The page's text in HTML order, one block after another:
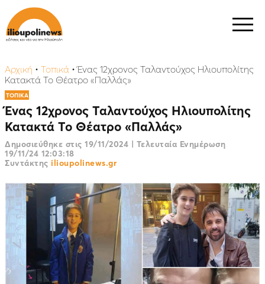
Αρχική • Τοπικά •Ένας 12χρονος Ταλαντούχος Ηλιουπολίτης
Κατακτά Το Θέατρο «Παλλάς»
ΤΟΠΙΚΑ
Ένας 12χρονος Ταλαντούχος Ηλιουπολίτης
Κατακτά Το Θέατρο «Παλλάς»
Δημοσιεύθηκε στις 19/11/2024 | Τελευταία Ενημέρωση
19/11/24 12:03:18
Συντάκτης ilioupolinews.gr